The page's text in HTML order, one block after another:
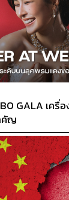
GALA เค
คัญ